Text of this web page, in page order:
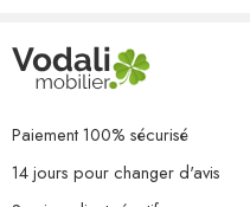
13 x coussin de dossier/latéral
Paiement 100% sécurisé
14 jours pour changer d'avis